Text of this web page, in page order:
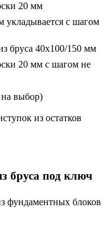
20 мм
укладывается с шагом
бруса 40х100/150 мм
20 мм с шагом не
выбор)
из остатков
бруса под ключ
фундаментных блоков